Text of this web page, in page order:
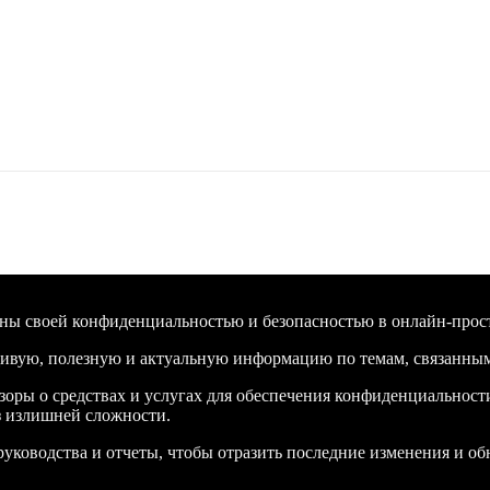
конфиденциальностью и безопасностью в онлайн-
полезную и актуальную информацию по темам,
о средствах и услугах для обеспечения
излишней сложности.
и отчеты, чтобы отразить последние изменения и